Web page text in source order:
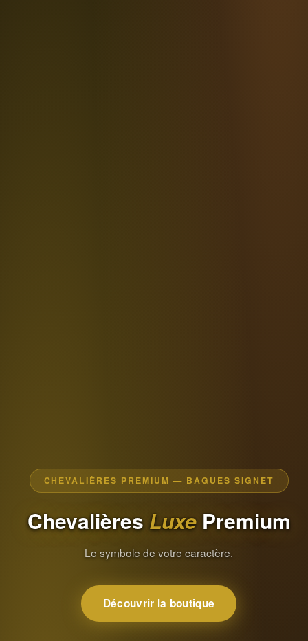
CHEVALIÈRES PREMIUM — BAGUES SIGNET
ChevalièresLuxePremium
Le symbole de votre caractère.
Découvrir la boutique